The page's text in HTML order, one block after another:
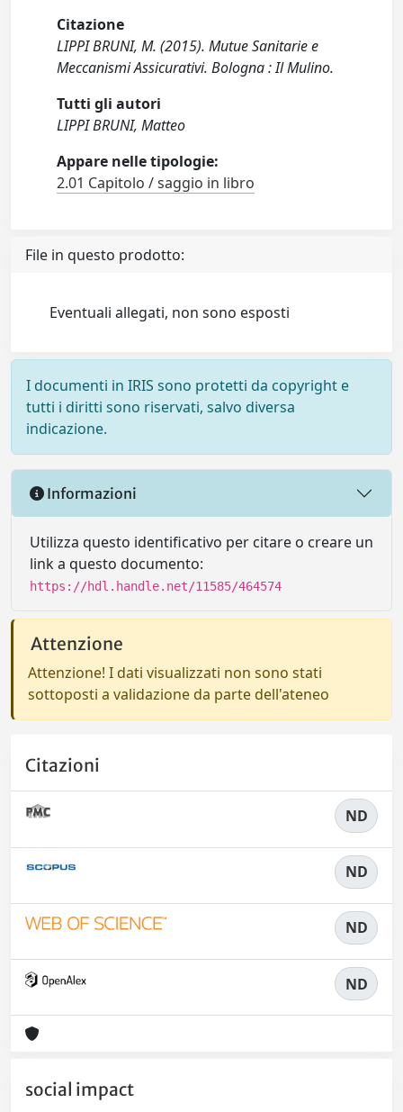
Citazione
LIPPI BRUNI, M. (2015). Mutue Sanitarie e
Meccanismi Assicurativi. Bologna : Il Mulino.
Tutti gli autori
LIPPI BRUNI, Matteo
Appare nelle tipologie:
2.01 Capitolo / saggio in libro
File in questo prodotto:
Eventuali allegati, non sono esposti
I documenti in IRIS sono protetti da copyright e
tutti i diritti sono riservati, salvo diversa
indicazione.
Informazioni
Utilizza questo identificativo per citare o creare un
link a questo documento:
https://hdl.handle.net/11585/464574
Attenzione
Attenzione! I dati visualizzati non sono stati
sottoposti a validazione da parte dell'ateneo
Citazioni
ND
ND
ND
ND
social impact